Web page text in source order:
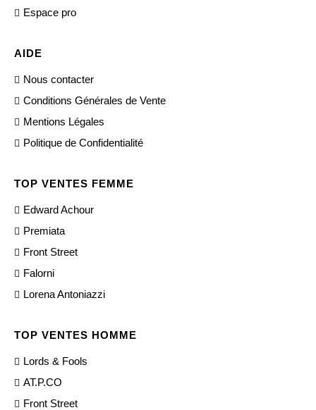
Espace pro
AIDE
Nous contacter
Conditions Générales de Vente
Mentions Légales
Politique de Confidentialité
TOP VENTES FEMME
Edward Achour
Premiata
Front Street
Falorni
Lorena Antoniazzi
TOP VENTES HOMME
Lords & Fools
AT.P.CO
Front Street